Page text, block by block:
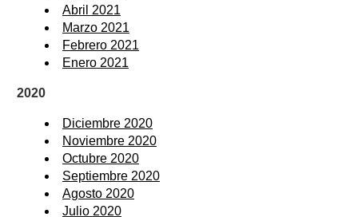
Abril 2021
Marzo 2021
Febrero 2021
Enero 2021
2020
Diciembre 2020
Noviembre 2020
Octubre 2020
Septiembre 2020
Agosto 2020
Julio 2020